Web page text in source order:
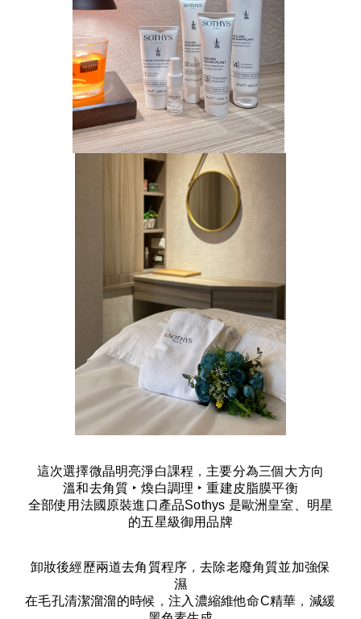
這次選擇微晶明亮淨白課程 ， 主要分為三個大方向
溫和去角質 ‣ 煥白調理 ‣ 重建皮脂膜平衡
全部使用法國原裝進口產品Sothys 是歐洲皇室、明星
的五星級御用品牌
卸妝後經歷兩道去角質程序 ，去除老廢角質並加強保
濕
在毛孔清潔溜溜的時候 ，注入濃縮維他命C精華 ，減緩